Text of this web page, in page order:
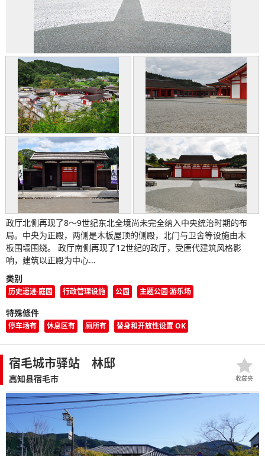
政厅北侧再现了8～9世纪东北全境尚未完全纳入中央统治时期的布
局。中央为正殿，两侧是木板屋顶的侧殿，北门与卫舍等设施由木
板围墙围绕。 政厅南侧再现了12世纪的政厅，受唐代建筑风格影
响，建筑以正殿为中心...
类别
历史遗迹·庭园 行政管理设施 公园 主题公园·游乐场
特殊條件
停车场有 休息区有 厕所有 替身和开放性设置 OK
宿毛城市驿站 林邸
高知县宿毛市 收藏夹